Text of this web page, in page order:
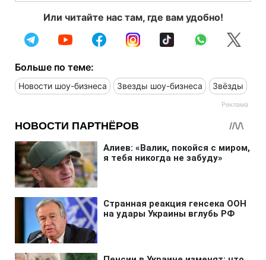
Или читайте нас там, где вам удобно!
Больше по теме:
Новости шоу-бизнеса Звезды шоу-бизнеса Звёзды